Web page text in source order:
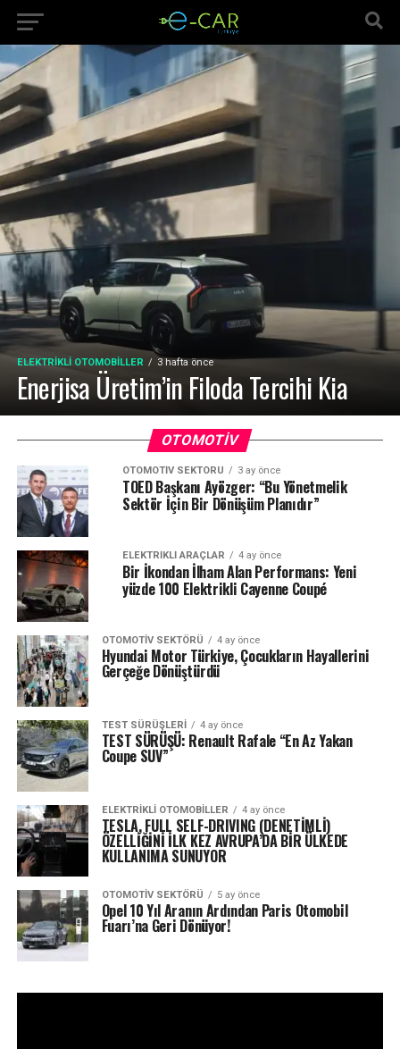
ELEKTRIKLI OTOMOBILLER 3 hafta önce
Enerjisa Üretim’in Filoda Tercihi Kia
OTOMOTIV
OTOMOTIV SEKTÖRÜ 3 ay önce
TOED Başkanı Ayözger: “Bu Yönetmelik
Sektör İçin Bir Dönüşüm Planıdır”
ELEKTRIKLI ARAÇLAR 4 ay önce
Bir İkondan İlham Alan Performans: Yeni
yüzde 100 Elektrikli Cayenne Coupé
OTOMOTIV SEKTÖRÜ 4 ay önce
Hyundai Motor Türkiye, Çocukların Hayallerini
Gerçeğe Dönüştürdü
TEST SÜRÜŞLERI 4 ay önce
TEST SÜRÜŞÜ: Renault Rafale “En Az Yakan
Coupe SUV”
ELEKTRIKLI OTOMOBILLER 4 ay önce
TESLA, FULL SELF-DRIVING (DENETİMLİ)
ÖZELLİĞİNİ İLK KEZ AVRUPA’DA BİR ÜLKEDE
KULLANIMA SUNUYOR
OTOMOTIV SEKTÖRÜ 5 ay önce
Opel 10 Yıl Aranın Ardından Paris Otomobil
Fuarı’na Geri Dönüyor!